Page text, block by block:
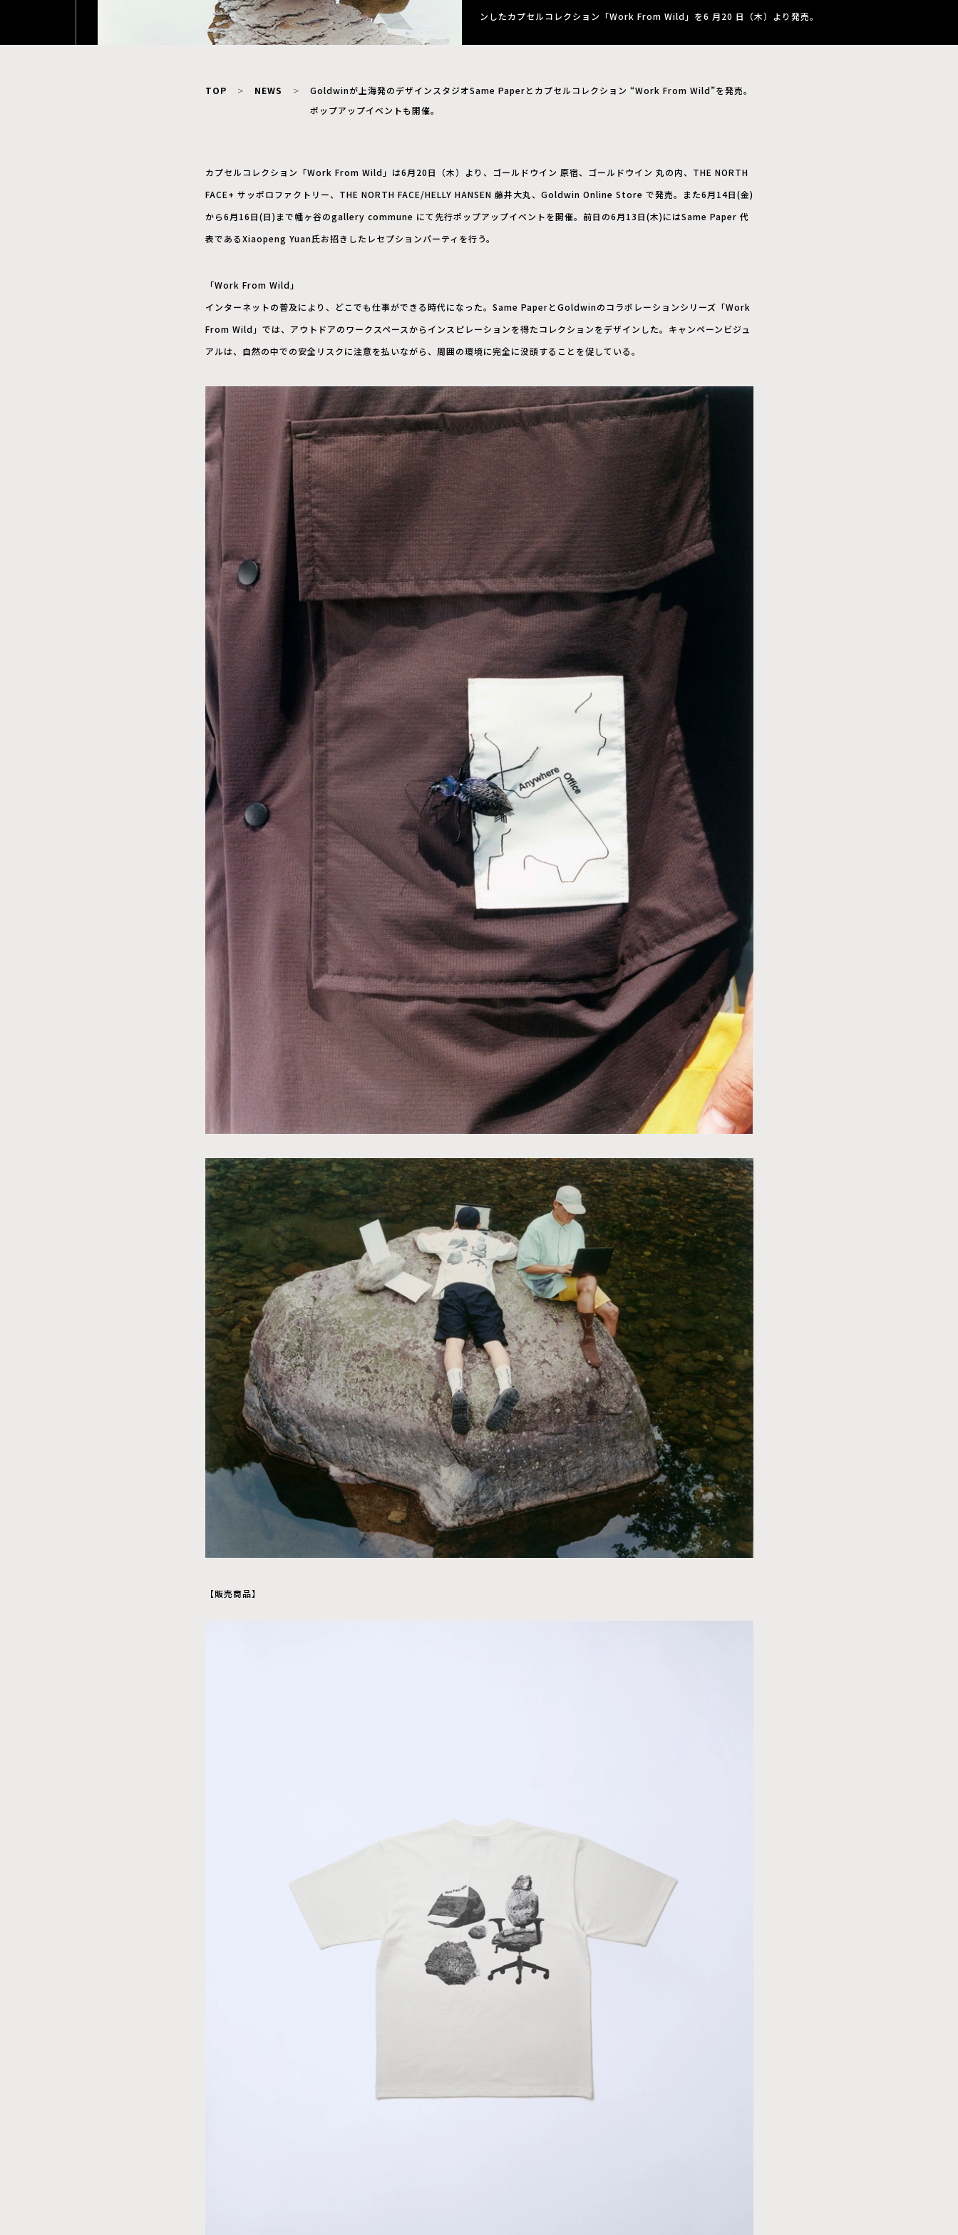
ンしたカプセルコレクション「Work From Wild」を6 月20 日（木）より発売。
TOP NEWS
Goldwinが上海発のデザインスタジオSame Paperとカプセルコレクション “Work From Wild”を発売。
ポップアップイベントも開催。
カプセルコレクション「Work From Wild」は6月20日（木）より、ゴールドウイン 原宿、ゴールドウイン 丸の内、THE NORTH
FACE+ サッポロファクトリー、THE NORTH FACE/HELLY HANSEN 藤井大丸、Goldwin Online Store で発売。また6月14日(金)
から6月16日(日)まで幡ヶ谷のgallery commune にて先行ポップアップイベントを開催。前日の6月13日(木)にはSame Paper 代
表であるXiaopeng Yuan氏お招きしたレセプションパーティを行う。
「Work From Wild」
インターネットの普及により、どこでも仕事ができる時代になった。Same PaperとGoldwinのコラボレーションシリーズ「Work
From Wild」では、アウトドアのワークスペースからインスピレーションを得たコレクションをデザインした。キャンペーンビジュ
アルは、自然の中での安全リスクに注意を払いながら、周囲の環境に完全に没頭することを促している。
【販売商品】